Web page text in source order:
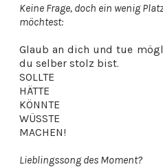
Keine Frage, doch ein wenig
möchtest:
Glaub an dich und tue
du selber stolz bist.
SOLLTE
HÄTTE
KÖNNTE
WÜSSTE
MACHEN!
Lieblingssong des Moment?